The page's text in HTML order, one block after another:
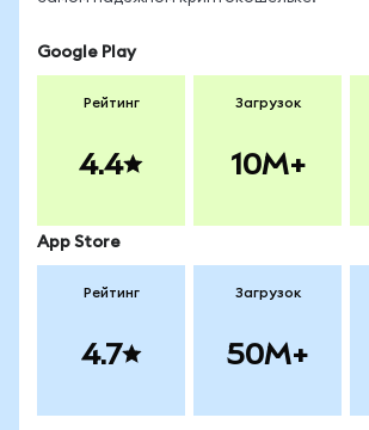
Google Play
Рейтинг
4.4
Загрузок
10M+
App Store
Рейтинг
4.7
Загрузок
50M+